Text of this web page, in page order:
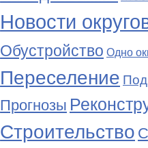
Новости
Обустройство Одно
Переселение
Прогнозы
Строительство